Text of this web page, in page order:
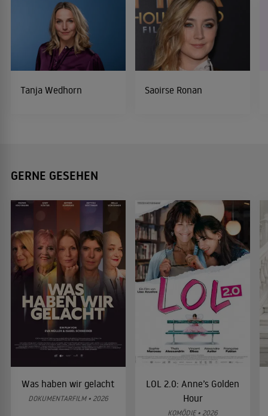
Tanja Wedhorn Saoirse Ronan
GERNE GESEHEN
Was haben wir gelacht
DOKUMENTARFILM • 2026
LOL 2.0: Anne’s Golden
Hour
KOMÖDIE • 2026